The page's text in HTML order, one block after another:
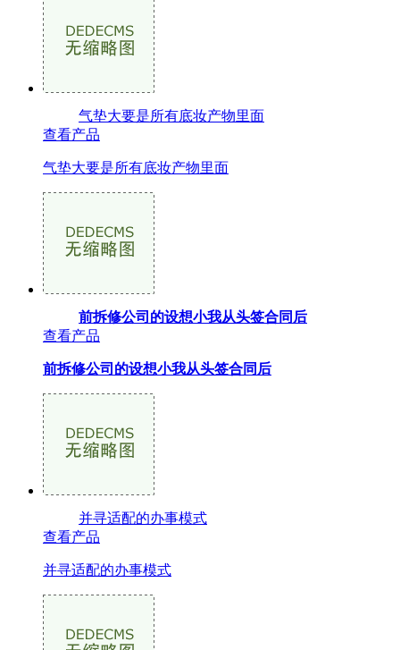
气垫大要是所有底妆产物里面
查看产品
气垫大要是所有底妆产物里面
前拆修公司的设想小我从头签合同后
查看产品
前拆修公司的设想小我从头签合同后
并寻适配的办事模式
查看产品
并寻适配的办事模式